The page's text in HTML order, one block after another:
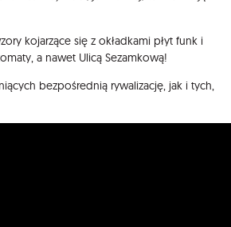
kojarzące się z okładkami płyt funk i
a nawet Ulicą Sezamkową!
bezpośrednią rywalizację, jak i tych,